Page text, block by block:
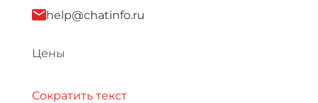
help@chatinfo.ru
Цены
Сократить текст